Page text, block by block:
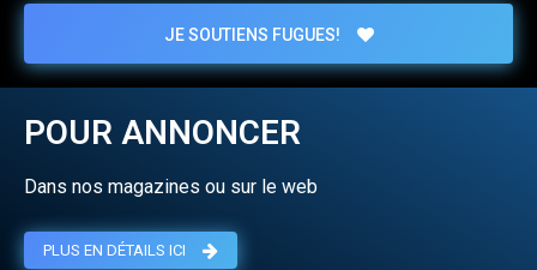
JE SOUTIENS FUGUES!
POUR ANNONCER
Dans nos magazines ou sur le web
PLUS EN DÉTAILS ICI